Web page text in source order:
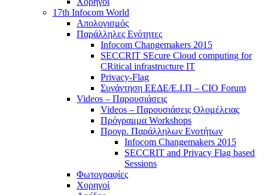
17th Infocom World
Απολογισμός
Παράλληλες Ενότητες
Infocom Changemakers 2015
SECCRIT SEcure Cloud computing for
CRitical infrastructure IT
Privacy-Flag
Συνάντηση ΕΕΔΕ/Ε.Ι.Π – CIO Forum
Videos – Παρουσιάσεις
Videos – Παρουσιάσεις Ολομέλειας
Πρόγραμμα Workshops
Προγρ. Παράλληλων Ενοτήτων
Infocom Changemakers 2015
SECCRIT and Privacy Flag based
Sessions
Φωτογραφίες
Χορηγοί